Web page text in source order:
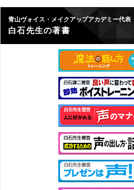
青山ヴォイス・メイクアップアカデミー代表
白石先生の著書